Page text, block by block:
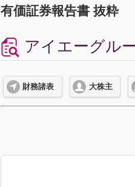
有価証券報告書 抜粋
アイエーグル
財務諸表 大株主